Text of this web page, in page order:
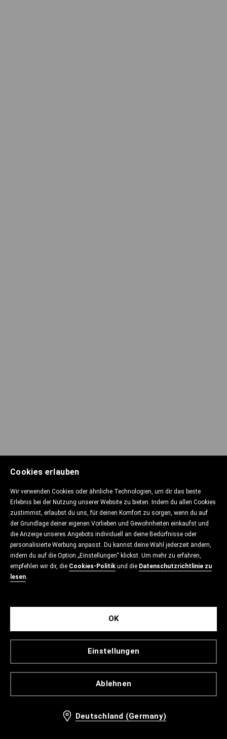
Cookies erlauben
Wir verwenden Cookies oder ähnliche Technologien, um dir das beste
Erlebnis bei der Nutzung unserer Website zu bieten. Indem du allen Cookies
zustimmst, erlaubst du uns, für deinen Komfort zu sorgen, wenn du auf
der Grundlage deiner eigenen Vorlieben und Gewohnheiten einkaufst und
die Anzeige unseres Angebots individuell an deine Bedürfnisse oder
personalisierte Werbung anpasst. Du kannst deine Wahl jederzeit ändern,
indem du auf die Option „Einstellungen“ klickst. Um mehr zu erfahren,
empfehlen wir dir, die Cookies-Politik und die Datenschutzrichtlinie zu
lesen.
Ablehnen
Einstellungen
OK
Deutschland (Germany)